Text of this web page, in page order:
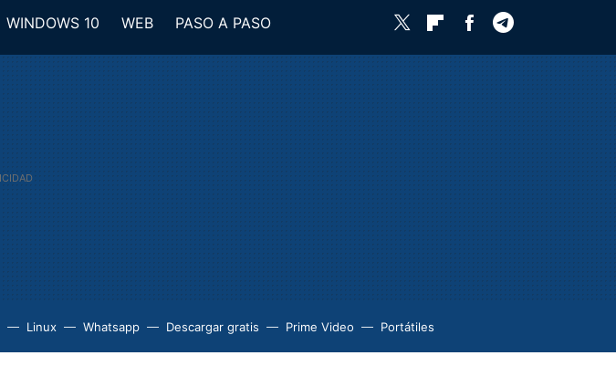
WINDOWS 10 WEB
PASO A PASO
Twitter FlipboardFacebook
Linux Whatsapp Descargar gratis Prime Video Portátiles